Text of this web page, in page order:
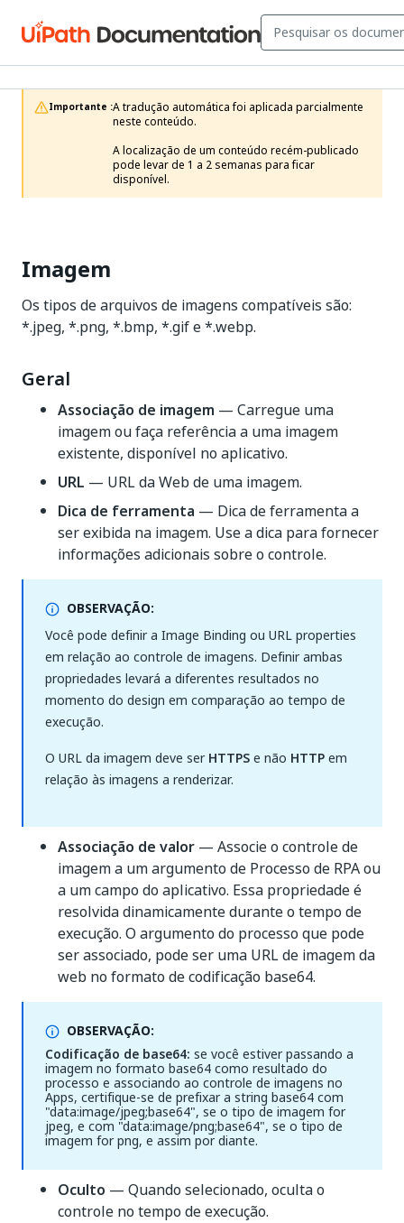
Importante :A tradução automática foi aplicada parcialmente
neste conteúdo.
A localização de um conteúdo recém-publicado
pode levar de 1 a 2 semanas para ficar
disponível.
Imagem
Os tipos de arquivos de imagens compatíveis são:
*.jpeg, *.png, *.bmp, *.gif e *.webp.
Geral
Associação de imagem — Carregue uma
imagem ou faça referência a uma imagem
existente, disponível no aplicativo.
URL — URL da Web de uma imagem.
Dica de ferramenta — Dica de ferramenta a
ser exibida na imagem. Use a dica para fornecer
informações adicionais sobre o controle.
OBSERVAÇÃO:
Você pode definir a Image Binding ou URL properties
em relação ao controle de imagens. Definir ambas
propriedades levará a diferentes resultados no
momento do design em comparação ao tempo de
execução.
O URL da imagem deve serHTTPSe não HTTPem
relação às imagens a renderizar.
Associação de valor — Associe o controle de
imagem a um argumento de Processo de RPA ou
a um campo do aplicativo. Essa propriedade é
resolvida dinamicamente durante o tempo de
execução. O argumento do processo que pode
ser associado, pode ser uma URL de imagem da
web no formato de codificação base64.
OBSERVAÇÃO:
Codificação de base64: se você estiver passando a
imagem no formato base64 como resultado do
processo e associando ao controle de imagens no
Apps, certifique-se de prefixar a string base64 com
"data:image/jpeg;base64", se o tipo de imagem for
jpeg, e com "data:image/png;base64", se o tipo de
imagem for png, e assim por diante.
Oculto — Quando selecionado, oculta o
controle no tempo de execução.